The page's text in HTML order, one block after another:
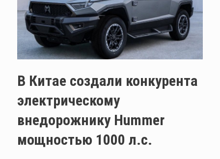
В Китае создали конкурента
электрическому
внедорожнику Hummer
мощностью 1000 л.с.